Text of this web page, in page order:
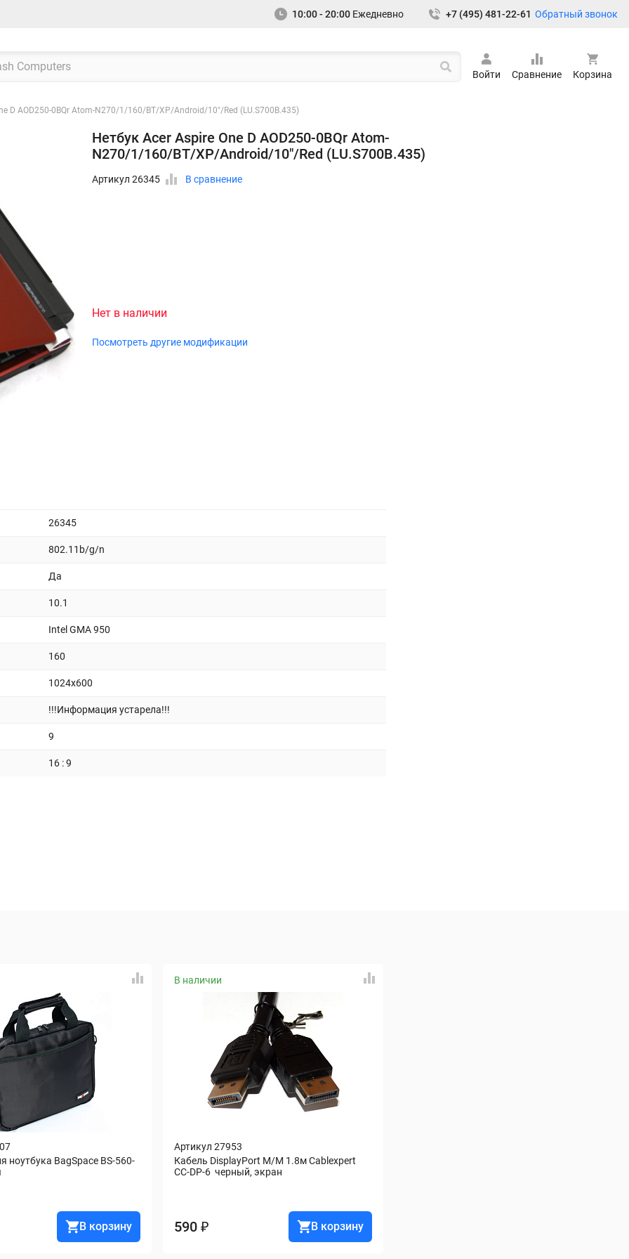
10:00 - 20:00 Ежедневно +7 (495) 481-22-61 Обратный звонок
Войти Сравнение Корзина
D AOD250-0BQr Atom-N270/1/160/BT/XP/Android/10"/Red (LU.S700B.435)
Нетбук Acer Aspire One D AOD250-0BQr Atom-
N270/1/160/BT/XP/Android/10"/Red (LU.S700B.435)
Артикул 26345 В сравнение
Нет в наличии
Посмотреть другие модификации
26345
802.11b/g/n
Да
10.1
Intel GMA 950
160
1024x600
!!!Информация устарела!!!
9
16 : 9
ноутбука BagSpace BS-560-
В корзину
В наличии
Артикул 27953
Кабель DisplayPort M/M 1.8м Cablexpert
CC-DP-6  черный, экран
590 ₽ В корзину